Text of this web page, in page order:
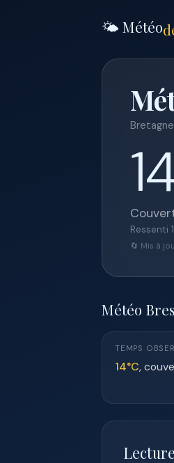
🌤️ Météo
Bretagne
Ressenti
🔄 Mis à
Météo
TEMPS
14°C,